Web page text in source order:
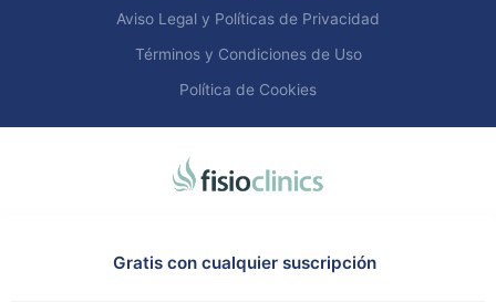
Gratis con cualquier suscripción
Aviso Legal y Políticas de Privacidad
Términos y Condiciones de Uso
Política de Cookies